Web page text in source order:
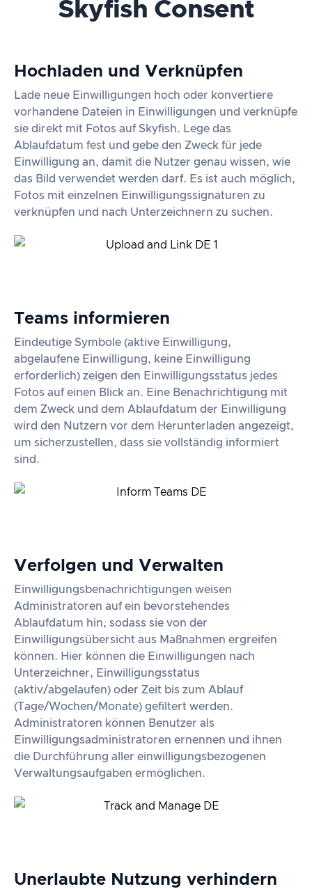
Skyfish Consent
Hochladen und Verknüpfen
Lade neue Einwilligungen hoch oder konvertiere
vorhandene Dateien in Einwilligungen und verknüpfe
sie direkt mit Fotos auf Skyfish. Lege das
Ablaufdatum fest und gebe den Zweck für jede
Einwilligung an, damit die Nutzer genau wissen, wie
das Bild verwendet werden darf. Es ist auch möglich,
Fotos mit einzelnen Einwilligungssignaturen zu
verknüpfen und nach Unterzeichnern zu suchen.
Teams informieren
Eindeutige Symbole (aktive Einwilligung,
abgelaufene Einwilligung, keine Einwilligung
erforderlich) zeigen den Einwilligungsstatus jedes
Fotos auf einen Blick an. Eine Benachrichtigung mit
dem Zweck und dem Ablaufdatum der Einwilligung
wird den Nutzern vor dem Herunterladen angezeigt,
um sicherzustellen, dass sie vollständig informiert
sind.
Verfolgen und Verwalten
Einwilligungsbenachrichtigungen weisen
Administratoren auf ein bevorstehendes
Ablaufdatum hin, sodass sie von der
Einwilligungsübersicht aus Maßnahmen ergreifen
können. Hier können die Einwilligungen nach
Unterzeichner, Einwilligungsstatus
(aktiv/abgelaufen) oder Zeit bis zum Ablauf
(Tage/Wochen/Monate) gefiltert werden.
Administratoren können Benutzer als
Einwilligungsadministratoren ernennen und ihnen
die Durchführung aller einwilligungsbezogenen
Verwaltungsaufgaben ermöglichen.
Unerlaubte Nutzung verhindern